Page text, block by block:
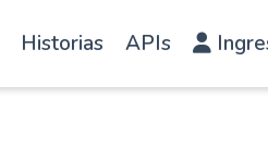
Historias APIs